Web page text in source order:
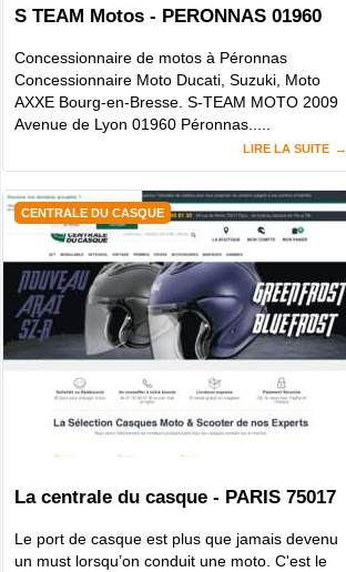
S TEAM Motos - PERONNAS 01960
Concessionnaire de motos à Péronnas
Concessionnaire Moto Ducati, Suzuki, Moto
AXXE Bourg-en-Bresse. S-TEAM MOTO 2009
Avenue de Lyon 01960 Péronnas.....
LIRE LA SUITE
CENTRALE DU CASQUE
La centrale du casque - PARIS 75017
Le port de casque est plus que jamais devenu
un must lorsqu’on conduit une moto. C'est le